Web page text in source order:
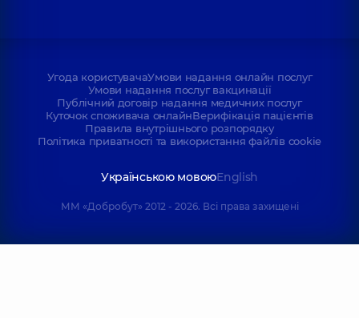
Угода користувачаУмови надання онлайн послуг
Умови надання послуг вакцинації
Публічний договір надання медичних послуг
Куточок споживача онлайнВерифікація пацієнтів
Правила внутрішнього розпорядку
Політика приватності та використання файлів cookie
Українською мовоюEnglish
ММ «Добробут» 2012 - 2026. Всі права захищені